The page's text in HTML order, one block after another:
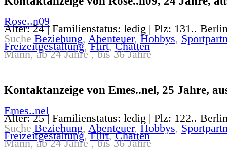
Rose..n09
Alter: 24 | Familienstatus: ledig | Plz: 131..
Suche Beziehung, Abenteuer, Hobbys,
Freizeitgestaltung,Flirt,Chatten
Mann, ab 24 Jahre , bis 36 Jahre
Kontaktanzeige von Emes..nel, 25 Jahre,
Emes..nel
Alter: 25 | Familienstatus: ledig | Plz: 122..
Suche Beziehung, Abenteuer, Hobbys,
Freizeitgestaltung,Flirt,Chatten
Mann, ab 24 Jahre , bis 36 Jahre